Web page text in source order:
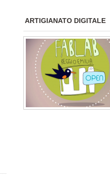
ARTIGIANATO DIGITALE